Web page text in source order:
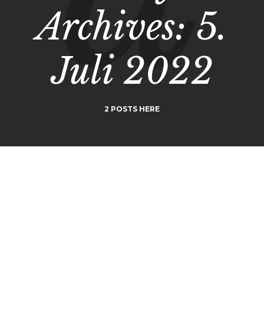
Archives: 5.
Juli 2022
2 POSTS HERE